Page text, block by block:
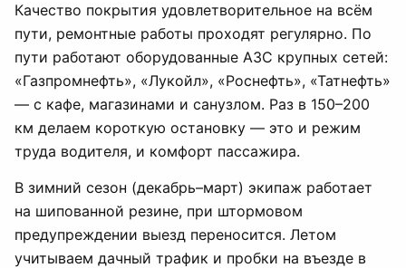
Качество покрытия удовлетворительное на всём
пути, ремонтные работы проходят регулярно. По
пути работают оборудованные АЗС крупных сетей:
«Газпромнефть», «Лукойл», «Роснефть», «Татнефть»
— с кафе, магазинами и санузлом. Раз в 150–200
км делаем короткую остановку — это и режим
труда водителя, и комфорт пассажира.
В зимний сезон (декабрь–март) экипаж работает
на шипованной резине, при штормовом
предупреждении выезд переносится. Летом
учитываем дачный трафик и пробки на въезде в